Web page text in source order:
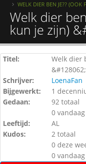
WELK DIER BEN JE?? (OOK
Welk dier
kun je zijn)
Titel:
Welk dier
&#128062;
Schrijver:
LoenaFan
Bijgewerkt:
1
Gedaan:
92 totaal
0 vandaag
Leeftijd:
AL
Kudos:
2 totaal
0 deze
0 vandaag